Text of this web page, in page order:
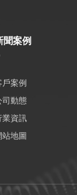
聞案例
戶案例
司動態
業資訊
站地圖